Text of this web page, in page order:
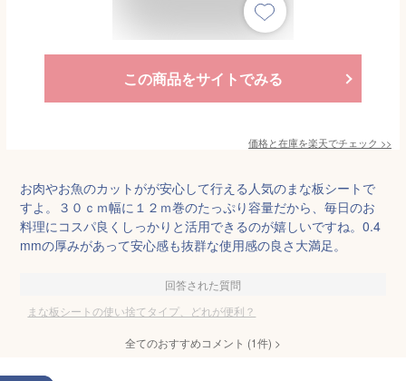
この商品をサイトでみる
価格と在庫を楽天でチェック >>
お肉やお魚のカットがが安心して行える人気のまな板シートで
すよ。３０ｃｍ幅に１２ｍ巻のたっぷり容量だから、毎日のお
料理にコスパ良くしっかりと活用できるのが嬉しいですね。0.4
mmの厚みがあって安心感も抜群な使用感の良さ大満足。
回答された質問
まな板シートの使い捨てタイプ、どれが便利？
全てのおすすめコメント (1件) >